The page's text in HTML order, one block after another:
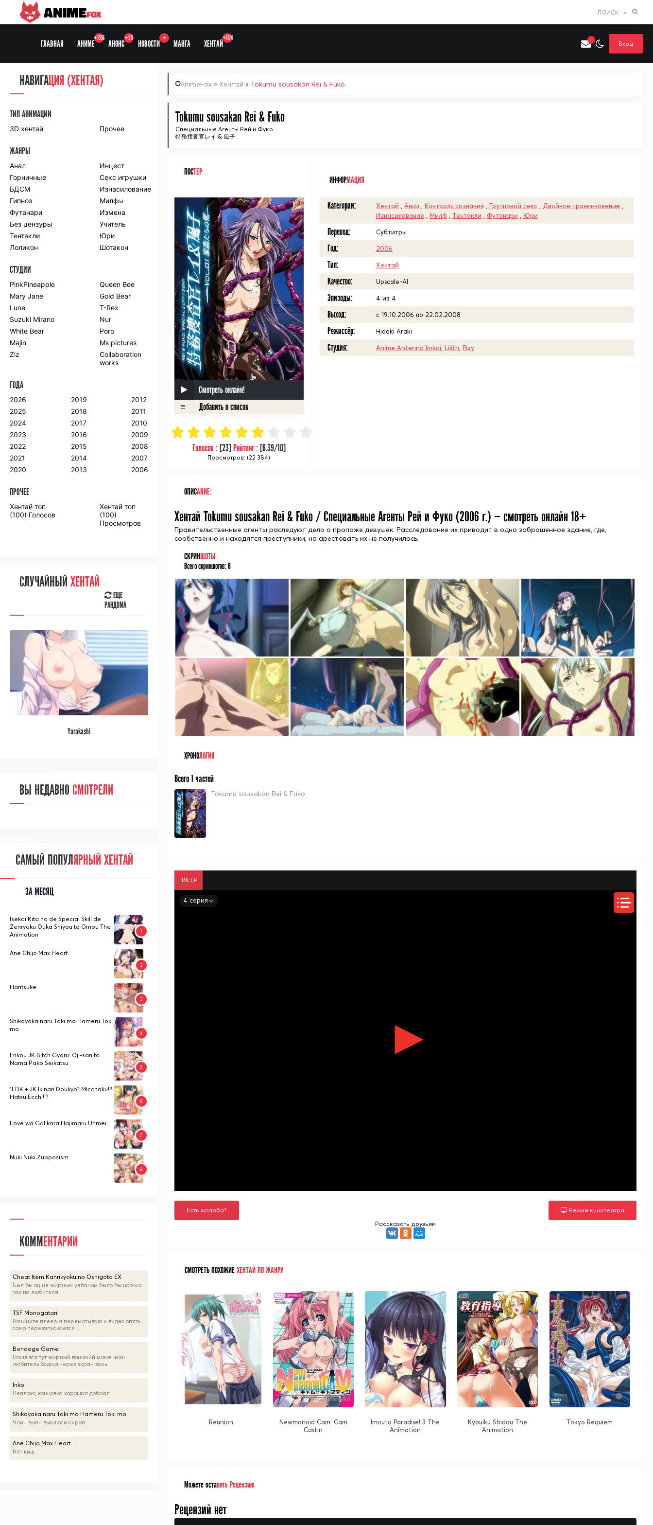
ANIMEFOX ПОИСК ->
ГЛАВНАЯ АНИМЕ
+1356
АНОНС
+25
НОВОСТИ
+
МАНГА ХЕНТАЙ
+1174
Вход
AnimeFox » Хентай » Tokumu sousakan Rei & Fuko
Tokumu sousakan Rei & Fuko
Специальные Агенты Рей и Фуко
特務捜査官レイ & 風子
ПОСТЕР
Смотреть онлайн!
Голосов : [23] Рейтинг : [6.39/10]
Просмотров: (22 384)
ИНФОРМАЦИЯ
Категории: Хентай Анал Контроль сознания Групповой секс, Двойное проникновение
Изнасилование
Милф, Тентакли Футанари Юри
Перевод: Субтитры
Год: 2006
Тип: Хентай
Качество: Upscale-AI
Эпизоды: 4 из 4
Выход: с 19.10.2006 по 22.02.2008
Режиссёр: Hideki Araki
Студия: Anime Antenna Iinkai Lilith Pixy
ОПИСАНИЕ:
Хентай Tokumu sousakan Rei & Fuko / Специальные Агенты Рей и Фуко (2006 г.) — смотреть онлайн 18+
Правительственные агенты раследуют дело о пропаже девушек. Расследование их приводит в одно заброшенное здание, где,
сообственно и находятся преступники, но арестовать их не получилось.
СКРИНШОТЫ
Всего скриншотов:8
ХРОНОЛОГИЯ
Всего 1 частей
Tokumu sousakan Rei & Fuko
ПЛЕЕР
4 серия
Есть жалоба?
Режим кинотеатра
Рассказать друзьям
СМОТРЕТЬ ПОХОЖИЕХЕНТАЙ ПО ЖАНРУ
Reunion
Newmanoid Cam: Cam
Castin
Imouto Paradise! 3 The
Animation
Kyouiku Shidou The
Animation
Tokyo Requiem
Можете оставить Рецензию
Рецензий нет
НАВИГАЦИЯ
СЕЗОНЫ
Anidub
Animedia
Kansai studio
Onibaku
Shiza project
ПО ЖАНРАМ
Комедия
Приключения
Романтика
Школа
Этти
Боевые
искусства
Гарем
Драма
Игры
Исторический
Магия
Фантастика
Фэнтези
Мистика
Попаданцы в
другой мир
Хентай
ПО ГОДУ
2023
2022
2021
2020
2019
2018
2017
2016
2013
2012
2011
2010
2009
2008
2005
2004
2003
2002
2001
2000
ПРОЧЕЕ
Аниме фильмы Аниме OVA
СЛУЧАЙНОЕ АНИМЕ
РАНДОМА
ВЫ НЕДАВНОСМОТРЕЛИ
[/senpainoticeme]
САМЫЙ ПОПУЛЯРНЫЙ АНИМЕ
НАВИГАЦИЯ (ХЕНТАЯ)
ТИП АНИМАЦИИ
3D хентай Прочее
ЖАНРЫ
Анал
Инцест
Горничные
Секс игрушки
БДСМ
Изнасилование
Гипноз
Милфы
Футанари
Измена
Без цензуры
Учитель
Тентакли
Юри
Лоликон
Шотакон
СТУДИИ
PinkPineapple
Queen Bee
Mary Jane
Gold Bear
Lune
T-Rex
Suzuki Mirano
Nur
White Bear
Poro
Majin
Ms pictures
Ziz
Collaboration
works
ГОДА
2026
2025
2024
2023
2022
2021
2020
2019
2018
2017
2016
2015
2014
2013
2012
2011
2010
2009
2008
2007
2006
ПРОЧЕЕ
Хентай топ
(100) Голосов
Хентай топ
(100)
Просмотров
СЛУЧАЙНЫЙ ХЕНТАЙ
ЕЩЕ
РАНДОМА
Yarakashi
ВЫ НЕДАВНО СМОТРЕЛИ
САМЫЙ ПОПУЛЯРНЫЙ ХЕНТАЙ
ЗА МЕСЯЦ
Isekai Kita no de Special Skill de
Zenryoku Ouka Shiyou to Omou The
Animation
Ane Chijo Max Heart
Haritsuke
Shikoyaka naru Toki mo Hameru Toki
mo
Enkou JK Bitch Gyaru: Oji-san to
Nama Pako Seikatsu
1LDK + JK Ikinari Doukyo? Micchaku!?
Hatsu Ecchi!!?
Love wa Gal kara Hajimaru Unmei
Nuki Nuki Zupposism
КОММЕНТАРИИ
Cheat Item Kanrikyoku no Oshigoto EX
Был бы он не жирным уебаном было бы норм а
так на любителя ...
TSF Monogatari
Почините плеер я перематываю и видео опять
само перезапускается ...
Bondage Game
Нашёлся тут жирный вонючий маменькин
любитель бсдм,я через экран вонь...
Inko
Неплохо, концовка хорошая добрая ...
Shikoyaka naru Toki mo Hameru Toki mo
Члин выпн выклюси сироп...
Ane Chijo Max Heart
Нет кнш...